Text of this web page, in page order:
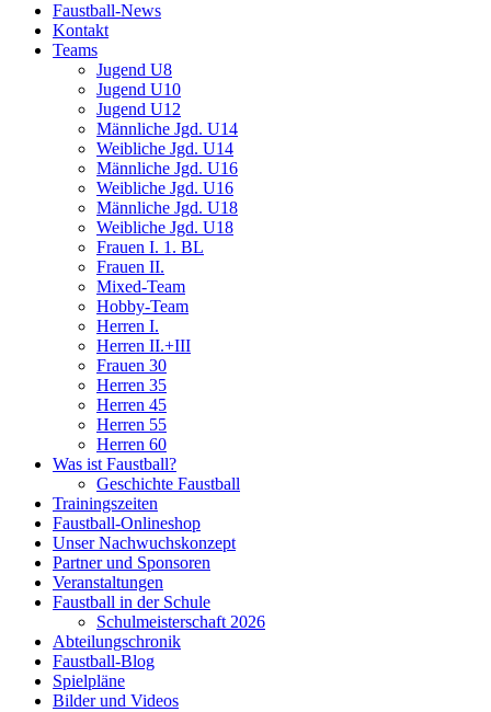
Faustball-News
Kontakt
Teams
Jugend U8
Jugend U10
Jugend U12
Männliche Jgd. U14
Weibliche Jgd. U14
Männliche Jgd. U16
Weibliche Jgd. U16
Männliche Jgd. U18
Weibliche Jgd. U18
Frauen I. 1. BL
Frauen II.
Mixed-Team
Hobby-Team
Herren I.
Herren II.+III
Frauen 30
Herren 35
Herren 45
Herren 55
Herren 60
Was ist Faustball?
Geschichte Faustball
Trainingszeiten
Faustball-Onlineshop
Unser Nachwuchskonzept
Partner und Sponsoren
Veranstaltungen
Faustball in der Schule
Schulmeisterschaft 2026
Abteilungschronik
Faustball-Blog
Spielpläne
Bilder und Videos